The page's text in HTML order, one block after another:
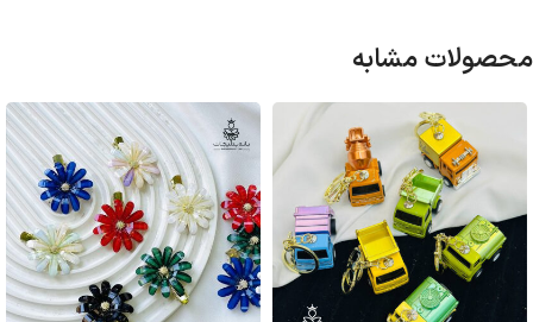
محصولات مشابه